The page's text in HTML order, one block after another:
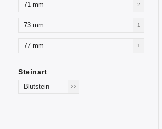
71 mm 2
73 mm 1
77 mm 1
Steinart
Blutstein 22